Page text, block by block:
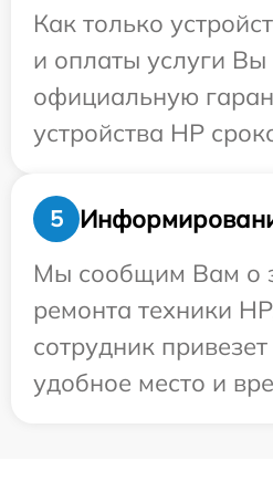
Как только
и оплаты услуги Вы
официальную
устройства HP
5
Мы сообщим Вам о
ремонта техники
сотрудник
удобное место и